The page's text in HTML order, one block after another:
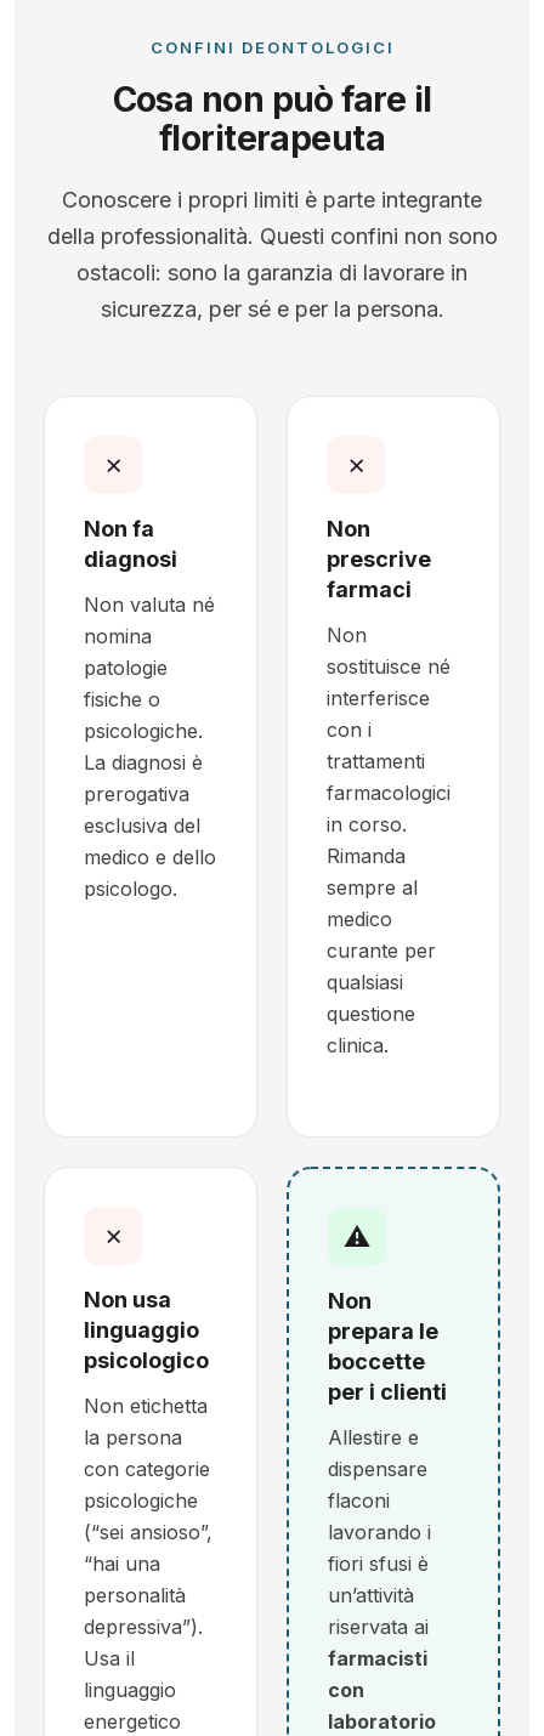
CONFINI DEONTOLOGICI
Cosa non può fare il
floriterapeuta
Conoscere i propri limiti è parte integrante
della professionalità. Questi confini non sono
ostacoli: sono la garanzia di lavorare in
sicurezza, per sé e per la persona.
✗
Non fa
diagnosi
Non valuta né
nomina
patologie
fisiche o
psicologiche.
La diagnosi è
prerogativa
esclusiva del
medico e dello
psicologo.
✗
Non
prescrive
farmaci
Non
sostituisce né
interferisce
con i
trattamenti
farmacologici
in corso.
Rimanda
sempre al
medico
curante per
qualsiasi
questione
clinica.
✗
Non usa
linguaggio
psicologico
Non etichetta
la persona
con categorie
psicologiche
(“sei ansioso”,
“hai una
personalità
depressiva”).
Usa il
linguaggio
energetico
⚠
Non
prepara le
boccette
per i clienti
Allestire e
dispensare
flaconi
lavorando i
fiori sfusi è
un’attività
riservata ai
farmacisti
con
laboratorio